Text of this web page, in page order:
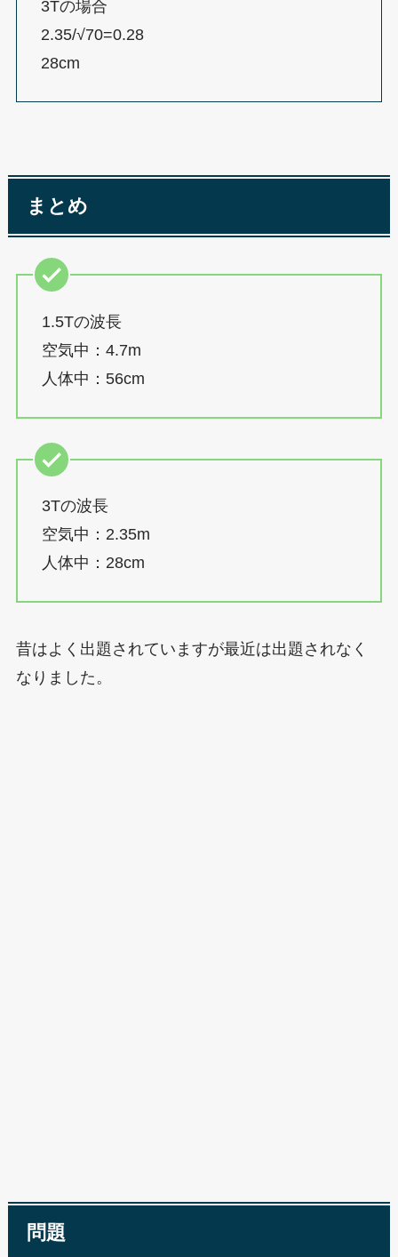
3Tの場合
2.35/√70=0.28
28cm
まとめ
1.5Tの波長
空気中：4.7m
人体中：56cm
3Tの波長
空気中：2.35m
人体中：28cm
昔はよく出題されていますが最近は出題されなく
なりました。
問題